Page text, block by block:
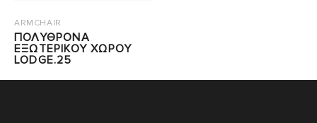
ARMCHAIR
ΠΟΛΥΘΡΟΝΑ
ΕΞΩΤΕΡΙΚΟΥ ΧΩΡΟΥ
LODGE.25